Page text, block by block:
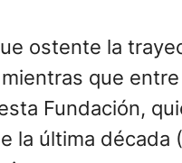
ostente la
que
Fundación,
la última